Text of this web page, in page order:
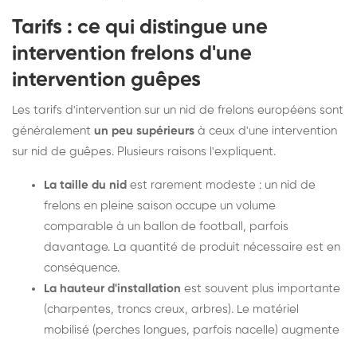
Tarifs : ce qui distingue une
intervention frelons d'une
intervention guêpes
Les tarifs d'intervention sur un nid de frelons européens sont
généralement un peu supérieurs à ceux d'une intervention
sur nid de guêpes. Plusieurs raisons l'expliquent.
La taille du nid est rarement modeste : un nid de
frelons en pleine saison occupe un volume
comparable à un ballon de football, parfois
davantage. La quantité de produit nécessaire est en
conséquence.
La hauteur d'installation est souvent plus importante
(charpentes, troncs creux, arbres). Le matériel
mobilisé (perches longues, parfois nacelle) augmente